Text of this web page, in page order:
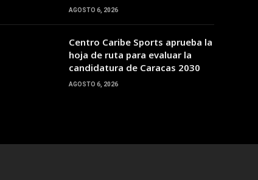
AGOSTO 6, 2026
Centro Caribe Sports aprueba la
hoja de ruta para evaluar la
candidatura de Caracas 2030
AGOSTO 6, 2026